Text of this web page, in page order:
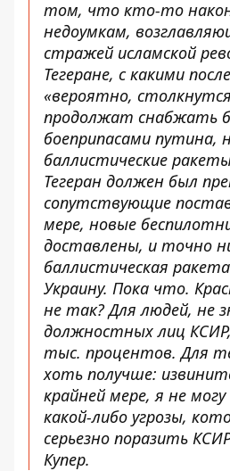
том, что кто-то
недоумкам,
стражей исламской
Тегеране, с какими
«вероятно,
продолжат снабжать
боеприпасами путина,
баллистические
Тегеран должен был
сопутствующие
мере, новые
доставлены, и точно
баллистическая
Украину. Пока что.
не так? Для людей, не
должностных лиц
тыс. процентов. Для
хоть получше:
крайней мере, я не
какой-либо угрозы,
серьезно поразить
Купер.